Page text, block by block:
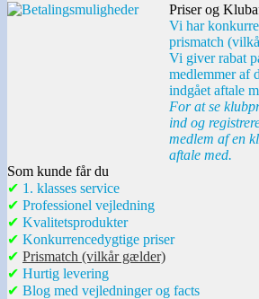
Priser og
Vi har
prismatch
Vi giver rabat
medlemmer af
indgået aftale
For at se
ind og
medlem af en
aftale med.
Som kunde får du
✔ 1. klasses service
✔ Professionel vejledning
✔ Kvalitetsprodukter
✔ Konkurrencedygtige priser
✔ Prismatch (vilkår gælder)
✔ Hurtig levering
✔ Blog med vejledninger og facts